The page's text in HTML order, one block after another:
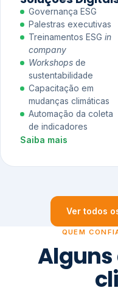
Governança ESG
Palestras executivas
Treinamentos ESG in
company
Workshops de
sustentabilidade
Capacitação em
mudanças climáticas
Automação da coleta
de indicadores
Saiba mais
Ver todos
QUEM
Alguns